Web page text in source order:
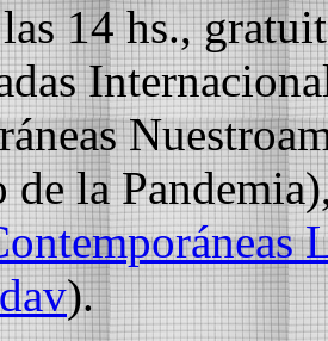
14 hs.,
de la
).